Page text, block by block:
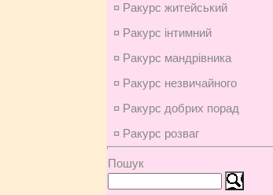
¤ Ракурс житейський
¤ Ракурс інтимний
¤ Ракурс мандрівника
¤ Ракурс незвичайного
¤ Ракурс добрих порад
¤ Ракурс розваг
Пошук